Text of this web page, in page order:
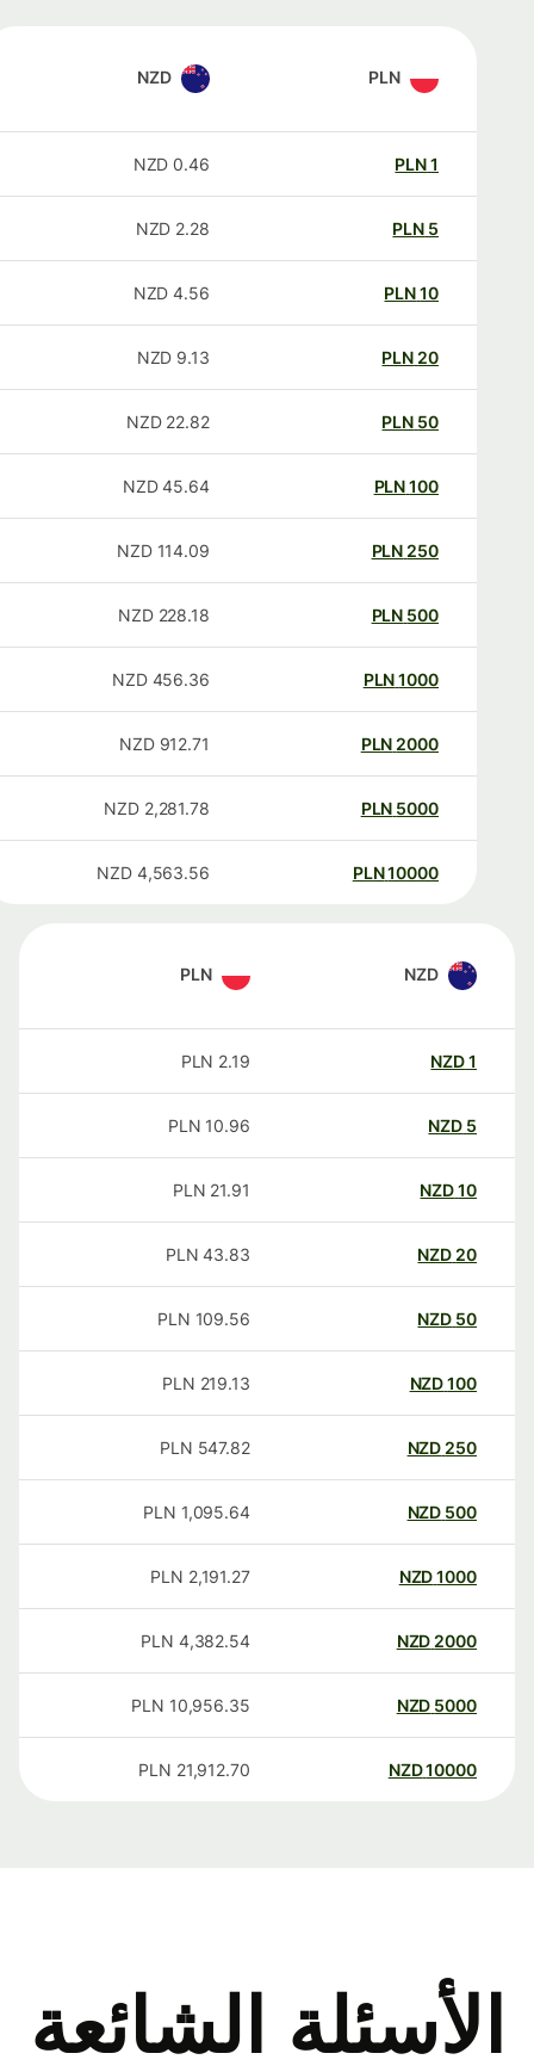
PLN
NZD
PLN
0.46
NZD
PLN
2.28
NZD
PLN
4.56
NZD
20
PLN
9.13
NZD
50
PLN
22.82
NZD
100
PLN
45.64
NZD
250
PLN
114.09
NZD
500
PLN
228.18
NZD
1000
PLN
456.36
NZD
2000
PLN
912.71
NZD
5000
PLN
2,281.78
NZD
10000
PLN
4,563.56
NZD
NZD
PLN
NZD
2.19
PLN
NZD
10.96
PLN
NZD
21.91
PLN
20
NZD
43.83
PLN
50
NZD
109.56
PLN
100
NZD
219.13
PLN
250
NZD
547.82
PLN
500
NZD
1,095.64
PLN
1000
NZD
2,191.27
PLN
2000
NZD
4,382.54
PLN
5000
NZD
10,956.35
PLN
10000
NZD
21,912.70
PLN
الأسئلة الشائعة